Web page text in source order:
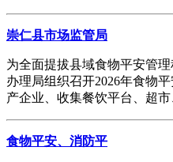
崇仁县市场监管局
为全面提拔县域食物平安管
办理局组织召开2026年食物
产企业、收集餐饮平台、超市
食物平安、消防平